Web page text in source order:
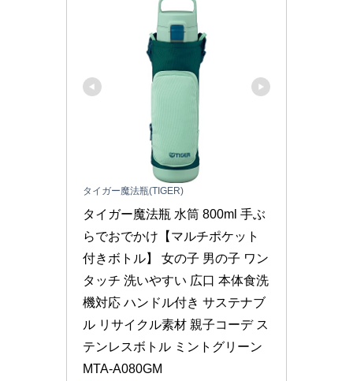
タイガー魔法瓶(TIGER)
タイガー魔法瓶 水筒 800ml 手ぶ
らでおでかけ【マルチポケット
付きボトル】 女の子 男の子 ワン
タッチ 洗いやすい 広口 本体食洗
機対応 ハンドル付き サステナブ
ル リサイクル素材 親子コーデ ス
テンレスボトル ミントグリーン
MTA-A080GM